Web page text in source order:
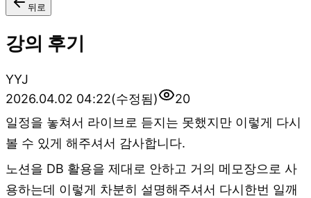
뒤로
강의 후기
YYJ
2026.04.02 04:22(수정됨)
20
일정을 놓쳐서 라이브로 듣지는 못했지만 이렇게 다시
볼 수 있게 해주셔서 감사합니다.
노션을 DB 활용을 제대로 안하고 거의 메모장으로 사
용하는데 이렇게 차분히 설명해주셔서 다시한번 일깨